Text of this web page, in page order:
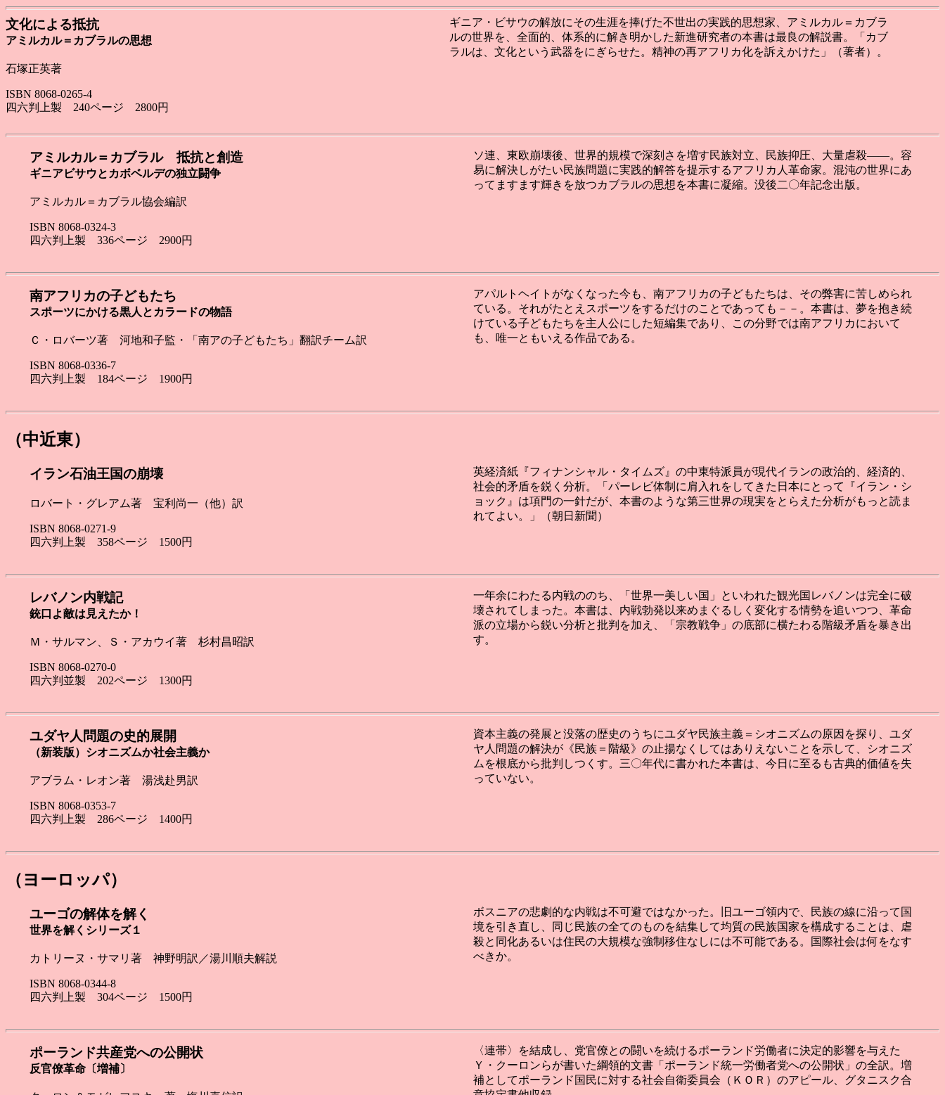
文化による抵抗
アミルカル＝カブラルの思想
石塚正英著
ISBN 8068-0265-4
四六判上製 240ページ 2800円
ギニア・ビサウの解放にその生涯を捧げた不世出の実践的思想家、アミルカル＝カブラ
ルの世界を、全面的、体系的に解き明かした新進研究者の本書は最良の解説書。「カブ
ラルは、文化という武器をにぎらせた。精神の再アフリカ化を訴えかけた」（著者）。
アミルカル＝カブラル 抵抗と創造
ギニアビサウとカボベルデの独立闘争
アミルカル＝カブラル協会編訳
ISBN 8068-0324-3
四六判上製 336ページ 2900円
ソ連、東欧崩壊後、世界的規模で深刻さを増す民族対立、民族抑圧、大量虐殺――。容
易に解決しがたい民族問題に実践的解答を提示するアフリカ人革命家。混沌の世界にあ
ってますます輝きを放つカブラルの思想を本書に凝縮。没後二〇年記念出版。
南アフリカの子どもたち
スポーツにかける黒人とカラードの物語
Ｃ・ロバーツ著 河地和子監・「南アの子どもたち」翻訳チーム訳
ISBN 8068-0336-7
四六判上製 184ページ 1900円
アパルトヘイトがなくなった今も、南アフリカの子どもたちは、その弊害に苦しめられ
ている。それがたとえスポーツをするだけのことであっても－－。本書は、夢を抱き続
けている子どもたちを主人公にした短編集であり、この分野では南アフリカにおいて
も、唯一ともいえる作品である。
（中近東）
イラン石油王国の崩壊
ロバート・グレアム著 宝利尚一（他）訳
ISBN 8068-0271-9
四六判上製 358ページ 1500円
英経済紙『フィナンシャル・タイムズ』の中東特派員が現代イランの政治的、経済的、
社会的矛盾を鋭く分析。「パーレビ体制に肩入れをしてきた日本にとって『イラン・シ
ョック』は項門の一針だが、本書のような第三世界の現実をとらえた分析がもっと読ま
れてよい。」（朝日新聞）
レバノン内戦記
銃口よ敵は見えたか！
Ｍ・サルマン、Ｓ・アカウイ著 杉村昌昭訳
ISBN 8068-0270-0
四六判並製 202ページ 1300円
一年余にわたる内戦ののち、「世界一美しい国」といわれた観光国レバノンは完全に破
壊されてしまった。本書は、内戦勃発以来めまぐるしく変化する情勢を追いつつ、革命
派の立場から鋭い分析と批判を加え、「宗教戦争」の底部に横たわる階級矛盾を暴き出
す。
ユダヤ人問題の史的展開
（新装版）シオニズムか社会主義か
アブラム・レオン著 湯浅赴男訳
ISBN 8068-0353-7
四六判上製 286ページ 1400円
資本主義の発展と没落の歴史のうちにユダヤ民族主義＝シオニズムの原因を探り、ユダ
ヤ人問題の解決が《民族＝階級》の止揚なくしてはありえないことを示して、シオニズ
ムを根底から批判しつくす。三〇年代に書かれた本書は、今日に至るも古典的価値を失
っていない。
（ヨーロッパ）
ユーゴの解体を解く
世界を解くシリーズ１
カトリーヌ・サマリ著 神野明訳／湯川順夫解説
ISBN 8068-0344-8
四六判上製 304ページ 1500円
ボスニアの悲劇的な内戦は不可避ではなかった。旧ユーゴ領内で、民族の線に沿って国
境を引き直し、同じ民族の全てのものを結集して均質の民族国家を構成することは、虐
殺と同化あるいは住民の大規模な強制移住なしには不可能である。国際社会は何をなす
べきか。
ポーランド共産党への公開状
反官僚革命〔増補〕
〈連帯〉を結成し、党官僚との闘いを続けるポーランド労働者に決定的影響を与えた
Ｙ・クーロンらが書いた綱領的文書「ポーランド統一労働者党への公開状」の全訳。増
補としてポーランド国民に対する社会自衛委員会（ＫＯＲ）のアピール、グタニスク合